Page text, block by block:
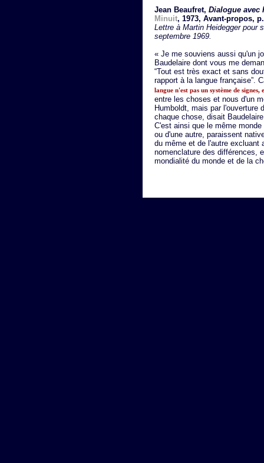
Jean Beaufret, Dialogue avec
Minuit, 1973, Avant-propos,
Lettre à Martin Heidegger pour
septembre 1969.
« Je me souviens aussi qu'un
Baudelaire dont vous me
“Tout est très exact et sans
rapport à la langue française”.
langue n'est pas un système de
entre les choses et nous d'un
Humboldt, mais par l'ouverture
chaque chose, disait
C'est ainsi que le même
ou d'une autre, paraissent
du même et de l'autre excluant
nomenclature des différences,
mondialité du monde et de la